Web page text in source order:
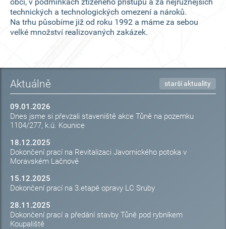
technických a technologických omezení a nároků.
Na trhu působíme již od roku 1992 a máme za sebou
velké množství realizovaných zakázek.
Aktuálně starší aktuality
09.01.2026
Dnes jsme si převzali staveniště akce Tůně na pozemku
1104/277, k.ú. Kounice
18.12.2025
Dokončení prací na Revitalizaci Javornického potoka v
Moravském Lačnově
15.12.2025
Dokončení prací na 3.etapě opravy LC Sruby
28.11.2025
Dokončení prací a předání stavby Tůně pod rybníkem
Koupaliště